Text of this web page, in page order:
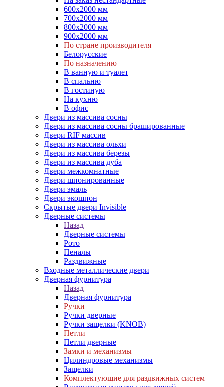
600х2000 мм
700х2000 мм
800х2000 мм
900х2000 мм
По стране производителя
Белорусские
По назначению
В ванную и туалет
В спальню
В гостиную
На кухню
В офис
Двери из массива сосны
Двери из массива сосны брашированные
Двери RIF массив
Двери из массива ольхи
Двери из массива березы
Двери из массива дуба
Двери межкомнатные
Двери шпонированные
Двери эмаль
Двери экошпон
Скрытые двери Invisible
Дверные системы
Назад
Дверные системы
Рото
Пеналы
Раздвижные
Входные металлические двери
Дверная фурнитура
Назад
Дверная фурнитура
Ручки
Ручки дверные
Ручки защелки (KNOB)
Петли
Петли дверные
Замки и механизмы
Цилиндровые механизмы
Защелки
Комплектующие для раздвижных систем